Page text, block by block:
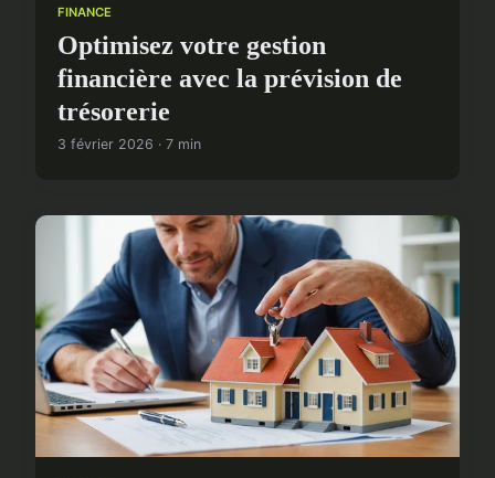
FINANCE
Optimisez votre gestion
financière avec la prévision de
trésorerie
3 février 2026 · 7 min